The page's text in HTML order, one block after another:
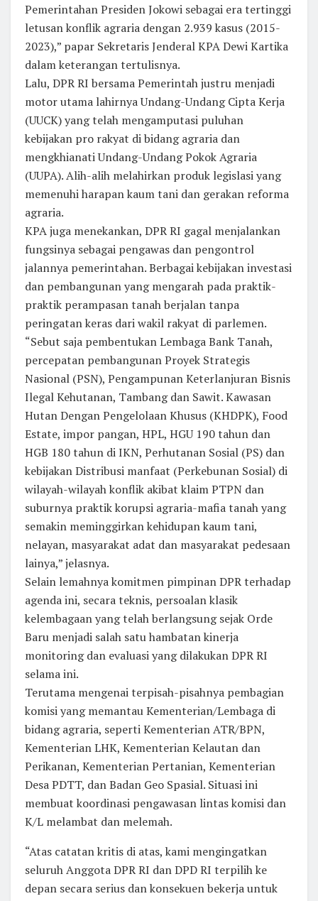
Pemerintahan Presiden Jokowi sebagai era tertinggi
letusan konflik agraria dengan 2.939 kasus (2015-
2023),” papar Sekretaris Jenderal KPA Dewi Kartika
dalam keterangan tertulisnya.
Lalu, DPR RI bersama Pemerintah justru menjadi
motor utama lahirnya Undang-Undang Cipta Kerja
(UUCK) yang telah mengamputasi puluhan
kebijakan pro rakyat di bidang agraria dan
mengkhianati Undang-Undang Pokok Agraria
(UUPA). Alih-alih melahirkan produk legislasi yang
memenuhi harapan kaum tani dan gerakan reforma
agraria.
KPA juga menekankan, DPR RI gagal menjalankan
fungsinya sebagai pengawas dan pengontrol
jalannya pemerintahan. Berbagai kebijakan investasi
dan pembangunan yang mengarah pada praktik-
praktik perampasan tanah berjalan tanpa
peringatan keras dari wakil rakyat di parlemen.
“Sebut saja pembentukan Lembaga Bank Tanah,
percepatan pembangunan Proyek Strategis
Nasional (PSN), Pengampunan Keterlanjuran Bisnis
Ilegal Kehutanan, Tambang dan Sawit. Kawasan
Hutan Dengan Pengelolaan Khusus (KHDPK), Food
Estate, impor pangan, HPL, HGU 190 tahun dan
HGB 180 tahun di IKN, Perhutanan Sosial (PS) dan
kebijakan Distribusi manfaat (Perkebunan Sosial) di
wilayah-wilayah konflik akibat klaim PTPN dan
suburnya praktik korupsi agraria-mafia tanah yang
semakin meminggirkan kehidupan kaum tani,
nelayan, masyarakat adat dan masyarakat pedesaan
lainya,” jelasnya.
Selain lemahnya komitmen pimpinan DPR terhadap
agenda ini, secara teknis, persoalan klasik
kelembagaan yang telah berlangsung sejak Orde
Baru menjadi salah satu hambatan kinerja
monitoring dan evaluasi yang dilakukan DPR RI
selama ini.
Terutama mengenai terpisah-pisahnya pembagian
komisi yang memantau Kementerian/Lembaga di
bidang agraria, seperti Kementerian ATR/BPN,
Kementerian LHK, Kementerian Kelautan dan
Perikanan, Kementerian Pertanian, Kementerian
Desa PDTT, dan Badan Geo Spasial. Situasi ini
membuat koordinasi pengawasan lintas komisi dan
K/L melambat dan melemah.
“Atas catatan kritis di atas, kami mengingatkan
seluruh Anggota DPR RI dan DPD RI terpilih ke
depan secara serius dan konsekuen bekerja untuk